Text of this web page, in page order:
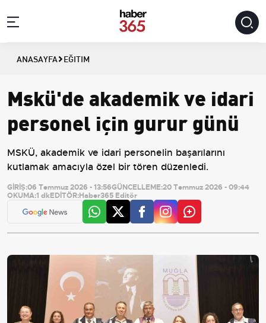
ANASAYFA EĞITIM
Mskü'de akademik ve idari
personel için gurur günü
MSKÜ, akademik ve idari personelin başarılarını
kutlamak amacıyla özel bir tören düzenledi.
GİRİŞ:06 Temmuz 2026 - 13:56GÜNCELLEME:20 Temmuz 2026 - 09:44
OKUMA:1 dkEDİTÖR:Haber365 Editör